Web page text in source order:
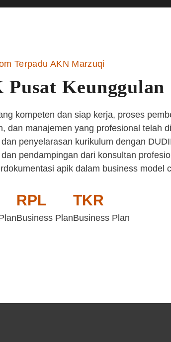
Terpadu AKN Marzuqi
Pusat Keunggulan
kompeten dan siap kerja, proses
dan manajemen yang profesional telah
penyelarasan kurikulum dengan
pendampingan dari konsultan
apik dalam business model
RPL
Business Plan
TKR
Business Plan